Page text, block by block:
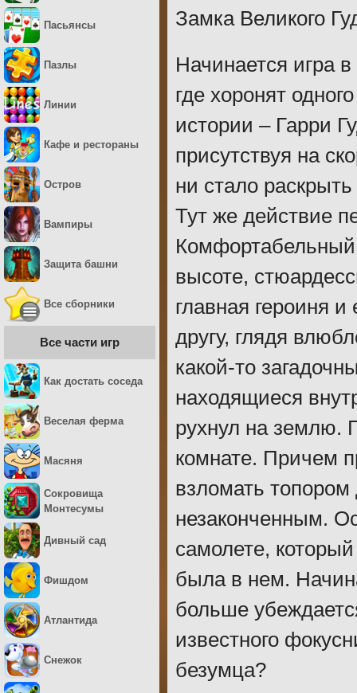
Замка Великого
Начинается игра
где хоронят
истории – Гарри
присутствуя на
ни стало
Тут же действие
высоте,
главная героиня
другу, глядя
какой-то
находящиеся
рухнул на землю.
комнате. Причем
взломать топором
незаконченным.
самолете,
была в нем.
больше
известного
безумца?
Пасьянсы
Пазлы
Линии
Кафе и рестораны
Остров
Вампиры
Защита башни
Все сборники
Все части игр
Как достать соседа
Веселая ферма
Масяня
Сокровища
Монтесумы
Дивный сад
Фишдом
Атлантида
Снежок